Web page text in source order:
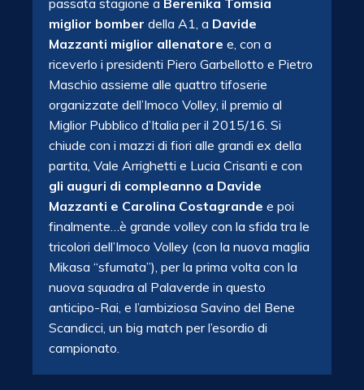
passata stagione a Berenika Tomsia
miglior bomber della A1, a Davide
Mazzanti miglior allenatore e, con a
riceverlo i presidenti Piero Garbellotto e Pietro
Maschio assieme alle quattro tifoserie
organizzate dell’Imoco Volley, il premio al
Miglior Pubblico d’Italia per il 2015/16. Si
chiude con i mazzi di fiori alle grandi ex della
partita, Vale Arrighetti e Lucia Crisanti e con
gli auguri di compleanno a Davide
Mazzanti e Carolina Costagrande e poi
finalmente…è grande volley con la sfida tra le
tricolori dell’Imoco Volley (con la nuova maglia
Mikasa “sfumata”), per la prima volta con la
nuova squadra al Palaverde in questo
anticipo-Rai, e l’ambiziosa Savino del Bene
Scandicci, un big match per l’esordio di
campionato.